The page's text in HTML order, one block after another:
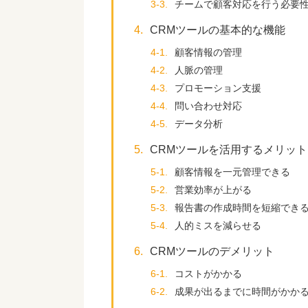
3-3.
チームで顧客対応を行う必要
4. CRMツールの基本的な機能
4-1.
顧客情報の管理
4-2.
人脈の管理
4-3.
プロモーション支援
4-4.
問い合わせ対応
4-5.
データ分析
5. CRMツールを活用するメリット
5-1.
顧客情報を一元管理できる
5-2.
営業効率が上がる
5-3.
報告書の作成時間を短縮できる
5-4.
人的ミスを減らせる
6. CRMツールのデメリット
6-1.
コストがかかる
6-2.
成果が出るまでに時間がかかる